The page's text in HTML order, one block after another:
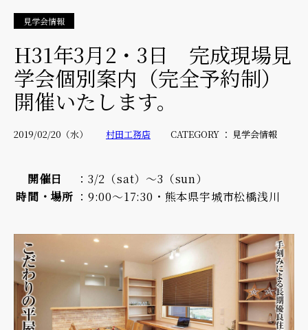
見学会情報
H31年3月2・3日 完成現場見
学会個別案内（完全予約制）
開催いたします。
2019/02/20（水） 村田工務店 CATEGORY ： 見学会情報
開催日
：3/2（sat）～3（sun）
時間・場所 ：9:00～17:30・熊本県宇城市松橋浅川